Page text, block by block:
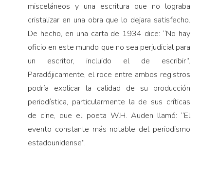
misceláneos y una escritura que no lograba
cristalizar en una obra que lo dejara satisfecho.
De hecho, en una carta de 1934 dice: “No hay
oficio en este mundo que no sea perjudicial para
un escritor, incluido el de escribir”.
Paradójicamente, el roce entre ambos registros
podría explicar la calidad de su producción
periodística, particularmente la de sus críticas
de cine, que el poeta W.H. Auden llamó: “El
evento constante más notable del periodismo
estadounidense”.